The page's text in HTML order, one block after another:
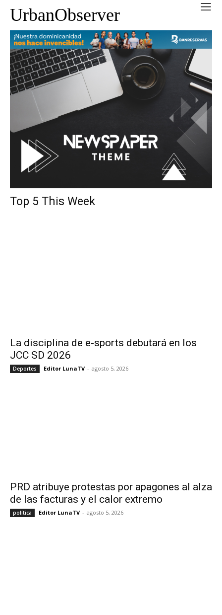
UrbanObserver
Top 5 This Week
La disciplina de e-sports debutará en los
JCC SD 2026
Deportes Editor LunaTV - agosto 5, 2026
PRD atribuye protestas por apagones al alza
de las facturas y el calor extremo
política Editor LunaTV - agosto 5, 2026